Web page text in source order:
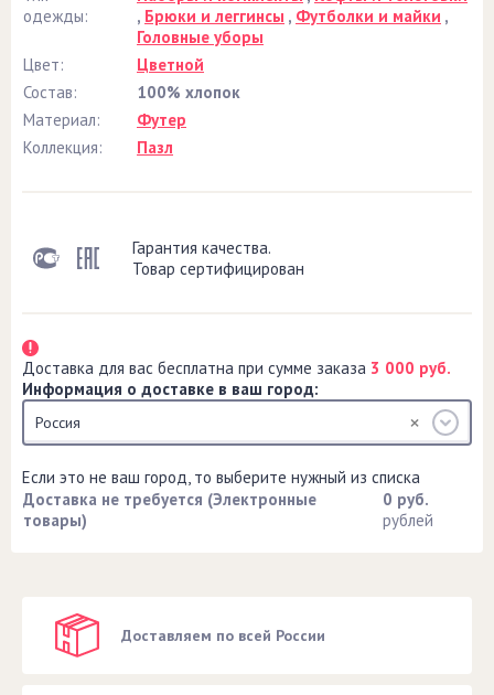
одежды:
, Брюки и леггинсы , Футболки и майки ,
Головные уборы
Цвет:
Цветной
Состав:
100% хлопок
Материал:
Футер
Коллекция:
Пазл
Гарантия качества.
Товар сертифицирован
Доставка для вас бесплатна при сумме заказа 3 000 руб.
Информация о доставке в ваш город:
Россия
Если это не ваш город, то выберите нужный из списка
Доставка не требуется (Электронные
товары)
0 руб.
рублей
Доставляем по всей России